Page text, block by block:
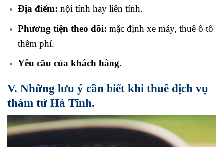
Địa điểm: nội tỉnh hay liên tỉnh.
Phương tiện theo dõi: mặc định xe máy, thuê ô tô
thêm phí.
Yêu cầu của khách hàng.
V. Những lưu ý cần biết khi thuê dịch vụ
thám tử Hà Tĩnh.